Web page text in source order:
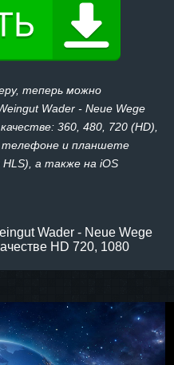
теперь можно
Wader - Neue Wege
360, 480, 720 (HD),
телефоне и планшете
HLS), а также на iOS
Wader - Neue Wege
HD 720, 1080